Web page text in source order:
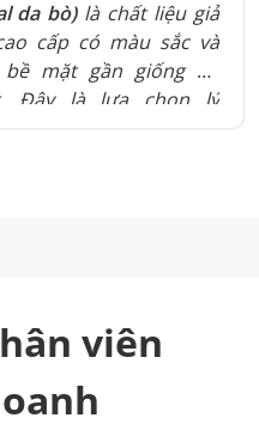
da bò) là chất liệu giả
cấp có màu sắc và
bề mặt gần giống da
Đây là lựa chọn lý
cho các sản phẩm
cao, decal Krap được sử
phổ biến tại In Thành
để gia công các sản
in ấn mang đậm dấu
viên